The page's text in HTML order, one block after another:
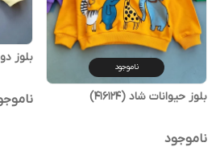
ناموجود
بلوز حیوانات شاد (416124)
ناموجود
بلوز